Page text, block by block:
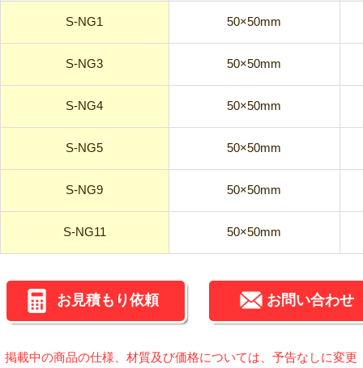
S-NG1 50×50mm
S-NG3 50×50mm
S-NG4 50×50mm
S-NG5 50×50mm
S-NG9 50×50mm
S-NG11 50×50mm
お見積もり依頼 お問い合わせ
掲載中の商品の仕様、材質及び価格については、予告なしに変更